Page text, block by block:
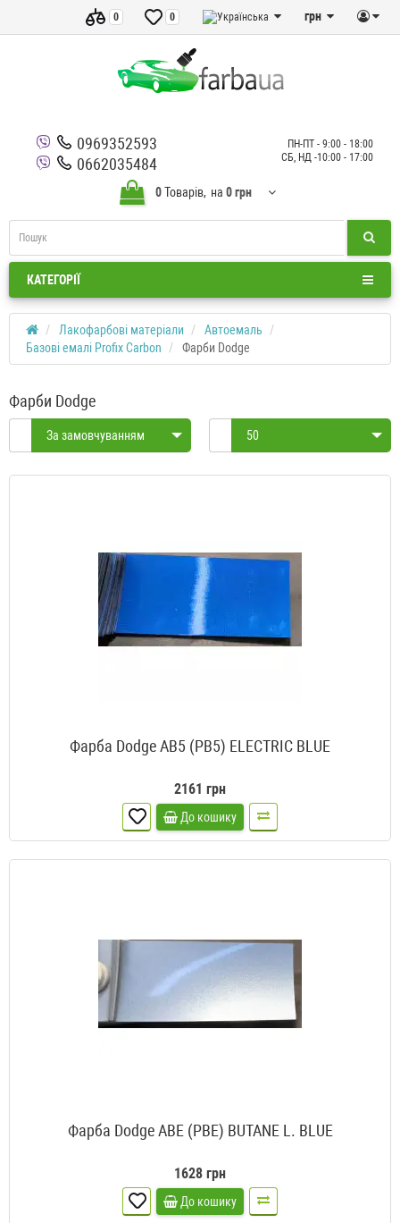
грн
0
0
0969352593
0662035484
ПН-ПТ - 9:00 - 18:00
СБ, НД -10:00 - 17:00
0Товарів, на 0 грн
КАТЕГОРІЇ
Лакофарбові матеріали
Автоемаль
Базові емалі Profix Carbon
Фарби Dodge
Фарби Dodge
За замовчуванням 50
Фарба Dodge AB5 (PB5) ELECTRIC BLUE
2161 грн
До кошику
Фарба Dodge ABE (PBE) BUTANE L. BLUE
1628 грн
До кошику